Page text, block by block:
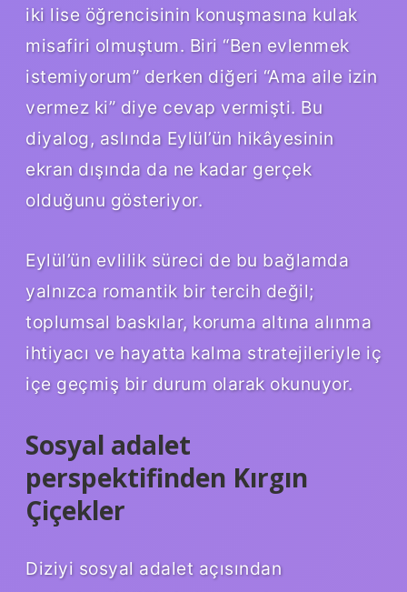
iki lise öğrencisinin konuşmasına kulak
misafiri olmuştum. Biri “Ben evlenmek
istemiyorum” derken diğeri “Ama aile izin
vermez ki” diye cevap vermişti. Bu
diyalog, aslında Eylül’ün hikâyesinin
ekran dışında da ne kadar gerçek
olduğunu gösteriyor.
Eylül’ün evlilik süreci de bu bağlamda
yalnızca romantik bir tercih değil;
toplumsal baskılar, koruma altına alınma
ihtiyacı ve hayatta kalma stratejileriyle iç
içe geçmiş bir durum olarak okunuyor.
Sosyal adalet
perspektifinden Kırgın
Çiçekler
Diziyi sosyal adalet açısından